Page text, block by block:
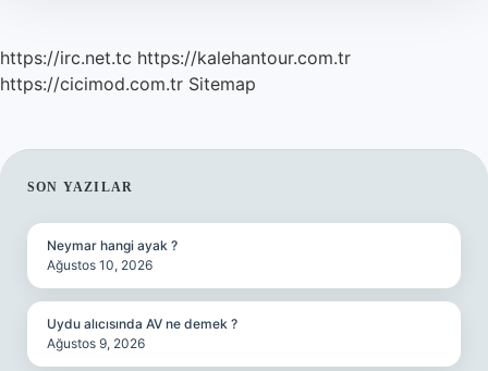
https://irc.net.tc https://kalehantour.com.tr
https://cicimod.com.tr Sitemap
SIDEBAR
SON YAZILAR
Neymar hangi ayak ?
Ağustos 10, 2026
Uydu alıcısında AV ne demek ?
Ağustos 9, 2026